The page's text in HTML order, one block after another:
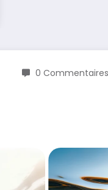
0 Commentaires